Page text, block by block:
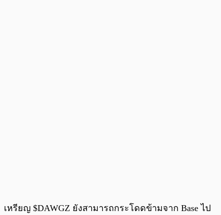
เหรียญ $DAWGZ ยังสามารถกระโดดข้ามจาก Base ไป